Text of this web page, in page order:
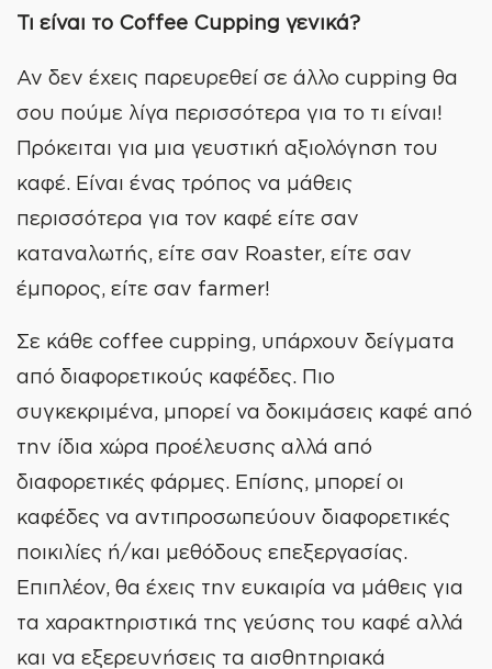
WECREATE
Τι είναι το Coffee Cupping γενικά?
Αν δεν έχεις παρευρεθεί σε άλλο cupping θα
σου πούμε λίγα περισσότερα για το τι είναι!
Πρόκειται για μια γευστική αξιολόγηση του
καφέ. Είναι ένας τρόπος να μάθεις
περισσότερα για τον καφέ είτε σαν
καταναλωτής, είτε σαν Roaster, είτε σαν
έμπορος, είτε σαν farmer!
Σε κάθε coffee cupping, υπάρχουν δείγματα
από διαφορετικούς καφέδες. Πιο
συγκεκριμένα, μπορεί να δοκιμάσεις καφέ από
την ίδια χώρα προέλευσης αλλά από
διαφορετικές φάρμες. Επίσης, μπορεί οι
καφέδες να αντιπροσωπεύουν διαφορετικές
ποικιλίες ή/και μεθόδους επεξεργασίας.
Επιπλέον, θα έχεις την ευκαιρία να μάθεις για
τα χαρακτηριστικά της γεύσης του καφέ αλλά
και να εξερευνήσεις τα αισθητηριακά